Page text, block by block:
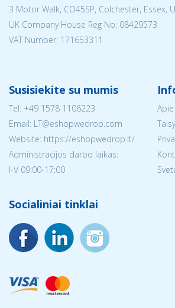
3 Motor Walk, CO45SP, Colchester, Essex,
UK Company House Reg No: 08429573
VAT Number: 171653311
Susisiekite su mumis
Tel: +49 1578 1106223
Email: LT@eshopwedrop.com
Website: https://eshopwedrop.lt/
Administracijos darbo laikas:
I-V 09:00-17:00
Socialiniai tinklai